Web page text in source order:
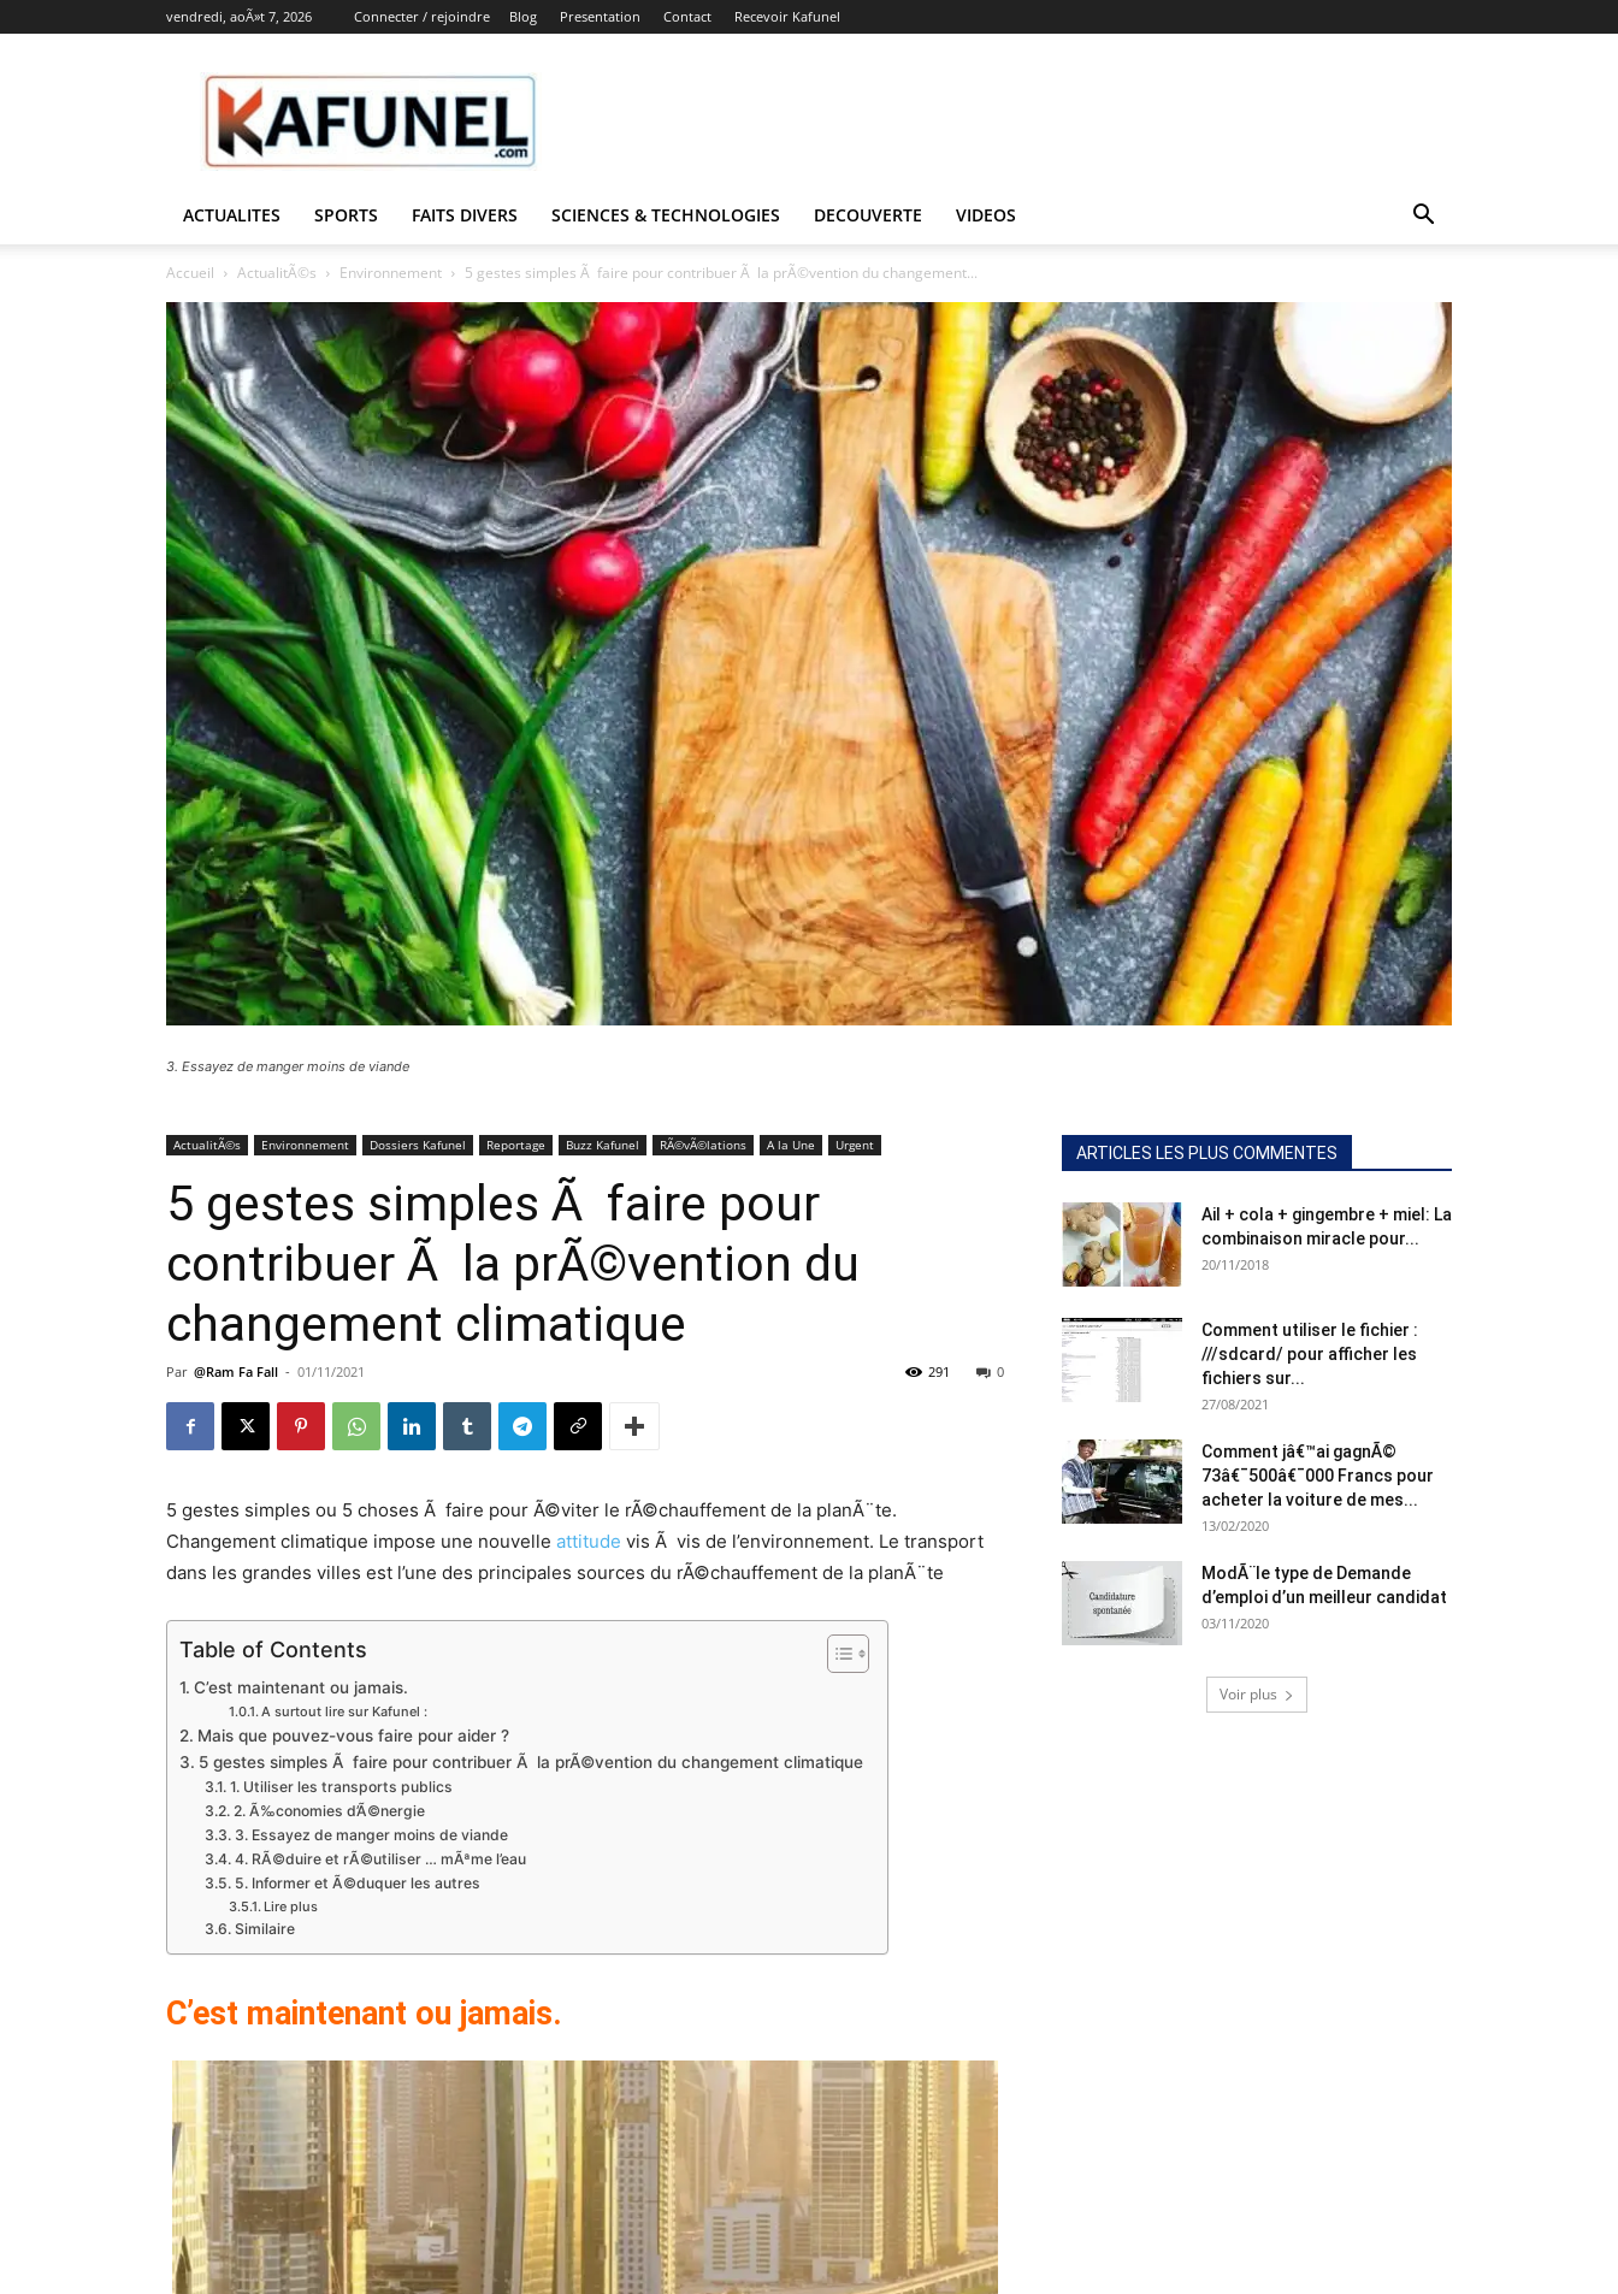
vendredi, aoÃ»t 7, 2026 Connecter / rejoindre Blog Presentation Contact Recevoir Kafunel
Kafunel
ACTUALITES SPORTS FAITS DIVERS SCIENCES & TECHNOLOGIES DECOUVERTE VIDEOS
Accueil ActualitÃ©s Environnement 5 gestes simples Ã faire pour contribuer Ã la prÃ©vention du changement...
3. Essayez de manger moins de viande
ActualitÃ©s Environnement Dossiers Kafunel Reportage Buzz Kafunel RÃ©vÃ©lations A la Une Urgent
5 gestes simples Ã faire pour
contribuer Ã la prÃ©vention du
changement climatique
Par @Ram Fa Fall - 01/11/2021 0
291
5 gestes simples ou 5 choses Ã faire pour Ã©viter le rÃ©chauffement de la planÃ¨te.
Changement climatique impose une nouvelle attitude vis Ã vis de l’environnement. Le transport
dans les grandes villes est l’une des principales sources du rÃ©chauffement de la planÃ¨te
Table of Contents
C’est maintenant ou jamais.
A surtout lire sur Kafunel :
Mais que pouvez-vous faire pour aider ?
5 gestes simples Ã faire pour contribuer Ã la prÃ©vention du changement climatique
1. Utiliser les transports publics
2. Ã‰conomies d’Ã©nergie
3. Essayez de manger moins de viande
4. RÃ©duire et rÃ©utiliser … mÃªme l’eau
5. Informer et Ã©duquer les autres
Lire plus
Similaire
C’est maintenant ou jamais.
ARTICLES LES PLUS COMMENTES
Ail + cola + gingembre + miel: La
combinaison miracle pour...
20/11/2018
Comment utiliser le fichier :
///sdcard/ pour afficher les
fichiers sur...
27/08/2021
Comment jâ€™ai gagnÃ©
73â€¯500â€¯000 Francs pour
acheter la voiture de mes...
13/02/2020
ModÃ¨le type de Demande
d’emploi d’un meilleur candidat
03/11/2020
Voir plus